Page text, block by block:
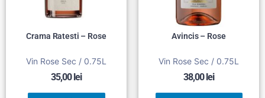
Crama Ratesti – Rose
Vin Rose Sec / 0.75L
35,00lei
Avincis – Rose
Vin Rose Sec / 0.75L
38,00lei